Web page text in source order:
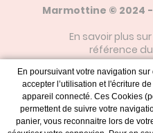
Marmottine © 2024
En savoir plus sur
référence
En poursuivant votre navigation
accepter l’utilisation et l'écriture
appareil connecté. Ces Cookies
permettent de suivre votre
panier, vous reconnaitre lors de